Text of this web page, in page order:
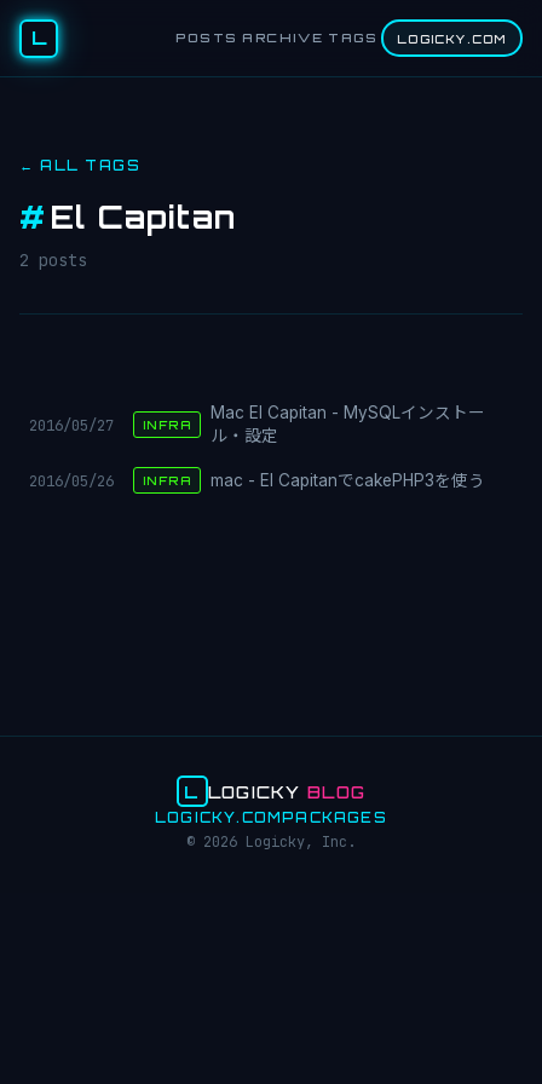
L POSTS ARCHIVE TAGS LOGICKY.COM
← ALL TAGS
# El Capitan
2 posts
2016/05/27 INFRA
Mac El Capitan - MySQLインストー
ル・設定
2016/05/26 INFRA mac - El CapitanでcakePHP3を使う
L LOGICKYBLOG
LOGICKY.COM PACKAGES
© 2026 Logicky, Inc.